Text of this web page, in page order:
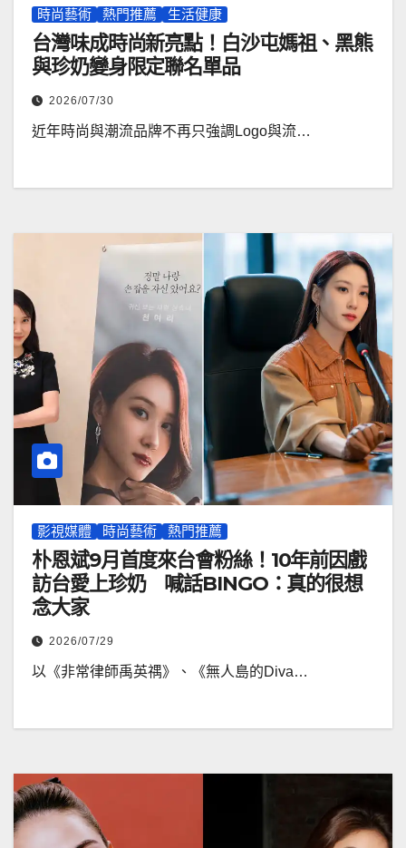
時尚藝術 熱門推薦 生活健康
台灣味成時尚新亮點！白沙屯媽祖、黑熊
與珍奶變身限定聯名單品
2026/07/30
近年時尚與潮流品牌不再只強調Logo與流…
影視媒體 時尚藝術 熱門推薦
朴恩斌9月首度來台會粉絲！10年前因戲
訪台愛上珍奶 喊話BINGO：真的很想
念大家
2026/07/29
以《非常律師禹英禑》、《無人島的Diva…